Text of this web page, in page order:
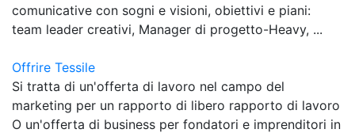
comunicative con sogni e visioni, obiettivi e piani:
team leader creativi, Manager di progetto-Heavy, ...
Offrire Tessile
Si tratta di un'offerta di lavoro nel campo del
marketing per un rapporto di libero rapporto di lavoro
O un'offerta di business per fondatori e imprenditori in